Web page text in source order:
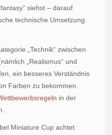
siehst – darauf
technische Umsetzung
„Technik“ zwischen
„Realismus“ und
ein besseres Verständnis
Farben zu bekommen.
in der
Miniature Cup achtet